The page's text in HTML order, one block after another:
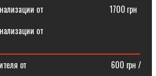
от⠀⠀⠀⠀⠀⠀⠀⠀⠀⠀⠀1700 грн
от
от⠀⠀⠀⠀⠀⠀⠀⠀⠀⠀⠀⠀⠀⠀600 грн /